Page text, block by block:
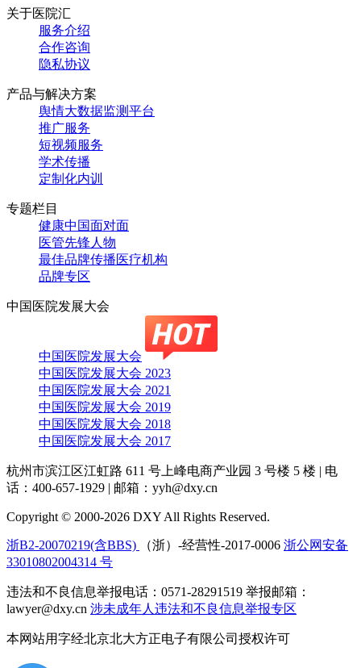
关于医院汇
服务介绍
合作咨询
隐私协议
产品与解决方案
舆情大数据监测平台
推广服务
短视频服务
学术传播
定制化内训
专题栏目
健康中国面对面
医管先锋人物
最佳品牌传播医疗机构
品牌专区
中国医院发展大会
中国医院发展大会
中国医院发展大会 2023
中国医院发展大会 2021
中国医院发展大会 2019
中国医院发展大会 2018
中国医院发展大会 2017
杭州市滨江区江虹路 611 号上峰电商产业园 3 号楼 5 楼 | 电
话：400-657-1929 | 邮箱：yyh@dxy.cn
Copyright © 2000-2026 DXY All Rights Reserved.
浙B2-20070219(含BBS) （浙）-经营性-2017-0006 浙公网安备
33010802004314 号
违法和不良信息举报电话：0571-28291519 举报邮箱：
lawyer@dxy.cn 涉未成年人违法和不良信息举报专区
本网站用字经北京北大方正电子有限公司授权许可